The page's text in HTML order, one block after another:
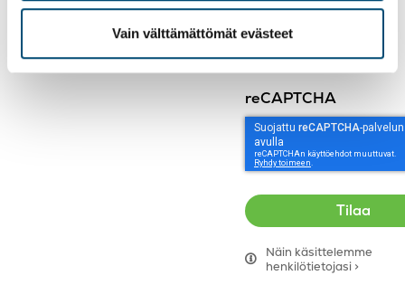
Vain välttämättömät evästeet
Tilaa uutiskirjeemme
reCAPTCHA
Näin käsittelemme
henkilötietojasi >